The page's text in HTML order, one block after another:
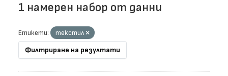
1 намерен набор от данни
Етикети:
текстил
Филтриране на резултати